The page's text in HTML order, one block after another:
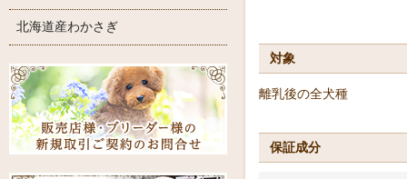
対象
離乳後の全犬種
保証成分
北海道産わかさぎ